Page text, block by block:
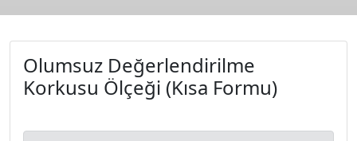
Olumsuz Değerlendirilme
Korkusu Ölçeği (Kısa Formu)